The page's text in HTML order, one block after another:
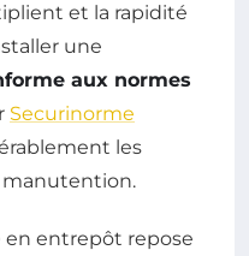
et la rapidité
une
aux normes
Securinorme
les
manutention.
entrepôt repose